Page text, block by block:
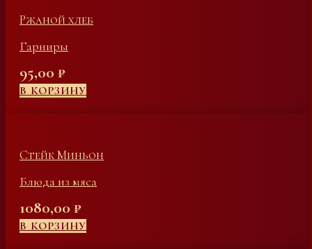
Ржаной хлеб
Гарниры
95,00 ₽
В КОРЗИНУ
Стейк Миньон
Блюда из мяса
1080,00 ₽
В КОРЗИНУ